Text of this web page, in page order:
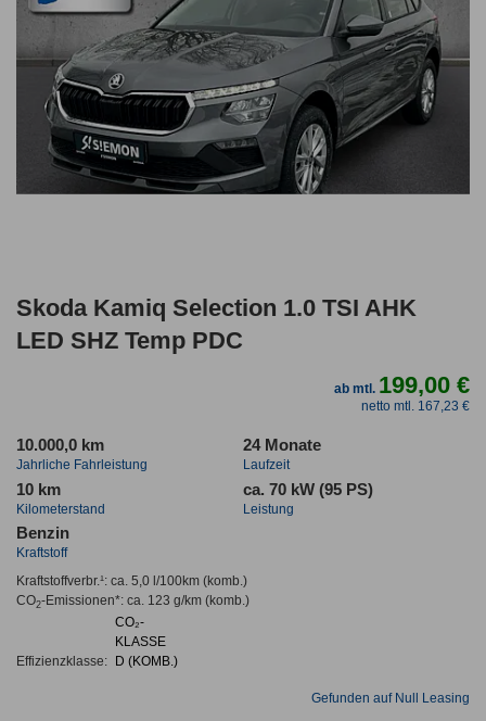
Skoda Kamiq Selection 1.0 TSI AHK
LED SHZ Temp PDC
ab mtl. 199,00 €
netto mtl. 167,23 €
10.000,0 km
Jahrliche Fahrleistung
24 Monate
Laufzeit
10 km
Kilometerstand
ca. 70 kW (95 PS)
Leistung
Benzin
Kraftstoff
Kraftstoffverbr.¹: ca. 5,0 l/100km(komb.)
CO2-Emissionen*: ca. 123 g/km(komb.)
Effizienzklasse:
CO₂-
KLASSE
D (KOMB.)
Gefunden auf Null Leasing